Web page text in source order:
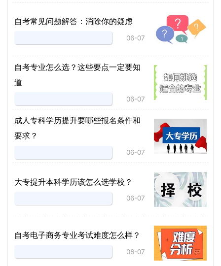
自考常见问题解答：消除你的疑虑
06-07
自考专业怎么选？这些要点一定要知
道
06-07
成人专科学历提升要哪些报名条件和
要求？
06-07
大专提升本科学历该怎么选学校？
06-07
自考电子商务专业考试难度怎么样？
06-07